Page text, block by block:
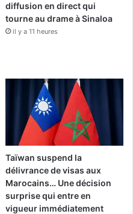
diffusion en direct qui
tourne au drame à Sinaloa
il y a 11 heures
Taïwan suspend la
délivrance de visas aux
Marocains… Une décision
surprise qui entre en
vigueur immédiatement